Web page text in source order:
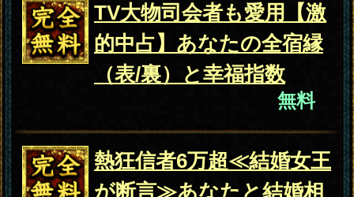
完全無
料
宝塚女優も大絶賛【二人
の恋縁≪有⇔無≫ジャッ
ジ占】現状と次の展開